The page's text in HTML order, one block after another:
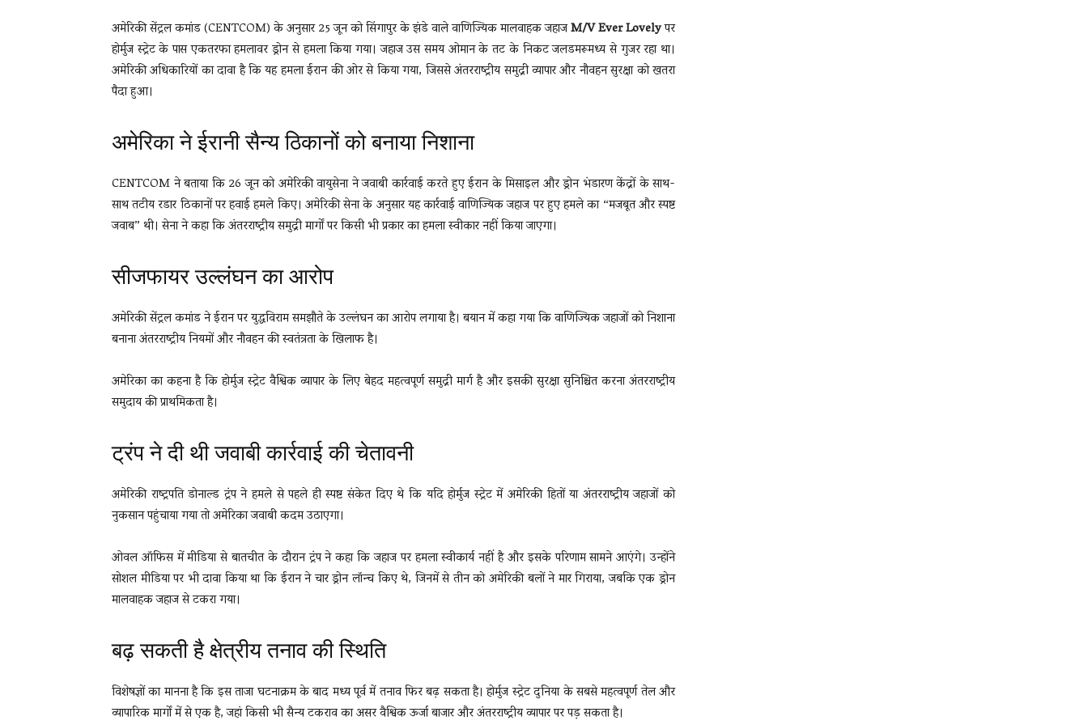
अमेरिकी सेंट्रल कमांड (CENTCOM) के अनुसार 25 जून को सिंगापुर के झंडे वाले वाणिज्यिक मालवाहक जहाजM/V Ever Lovelyपर
होर्मुज स्ट्रेट के पास एकतरफा हमलावर ड्रोन से हमला किया गया। जहाज उस समय ओमान के तट के निकट जलडमरूमध्य से गुजर रहा था।
अमेरिकी अधिकारियों का दावा है कि यह हमला ईरान की ओर से किया गया, जिससे अंतरराष्ट्रीय समुद्री व्यापार और नौवहन सुरक्षा को खतरा
पैदा हुआ।
अमेरिका ने ईरानी सैन्य ठिकानों को बनाया निशाना
CENTCOM ने बताया कि 26 जून को अमेरिकी वायुसेना ने जवाबी कार्रवाई करते हुए ईरान के मिसाइल और ड्रोन भंडारण केंद्रों के साथ-
साथ तटीय रडार ठिकानों पर हवाई हमले किए। अमेरिकी सेना के अनुसार यह कार्रवाई वाणिज्यिक जहाज पर हुए हमले का “मजबूत और स्पष्ट
जवाब” थी। सेना ने कहा कि अंतरराष्ट्रीय समुद्री मार्गों पर किसी भी प्रकार का हमला स्वीकार नहीं किया जाएगा।
सीजफायर उल्लंघन का आरोप
अमेरिकी सेंट्रल कमांड ने ईरान पर युद्धविराम समझौते के उल्लंघन का आरोप लगाया है। बयान में कहा गया कि वाणिज्यिक जहाजों को निशाना
बनाना अंतरराष्ट्रीय नियमों और नौवहन की स्वतंत्रता के खिलाफ है।
अमेरिका का कहना है कि होर्मुज स्ट्रेट वैश्विक व्यापार के लिए बेहद महत्वपूर्ण समुद्री मार्ग है और इसकी सुरक्षा सुनिश्चित करना अंतरराष्ट्रीय
समुदाय की प्राथमिकता है।
ट्रंप ने दी थी जवाबी कार्रवाई की चेतावनी
अमेरिकी राष्ट्रपति डोनाल्ड ट्रंप ने हमले से पहले ही स्पष्ट संकेत दिए थे कि यदि होर्मुज स्ट्रेट में अमेरिकी हितों या अंतरराष्ट्रीय जहाजों को
नुकसान पहुंचाया गया तो अमेरिका जवाबी कदम उठाएगा।
ओवल ऑफिस में मीडिया से बातचीत के दौरान ट्रंप ने कहा कि जहाज पर हमला स्वीकार्य नहीं है और इसके परिणाम सामने आएंगे। उन्होंने
सोशल मीडिया पर भी दावा किया था कि ईरान ने चार ड्रोन लॉन्च किए थे, जिनमें से तीन को अमेरिकी बलों ने मार गिराया, जबकि एक ड्रोन
मालवाहक जहाज से टकरा गया।
बढ़ सकती है क्षेत्रीय तनाव की स्थिति
विशेषज्ञों का मानना है कि इस ताजा घटनाक्रम के बाद मध्य पूर्व में तनाव फिर बढ़ सकता है। होर्मुज स्ट्रेट दुनिया के सबसे महत्वपूर्ण तेल और
व्यापारिक मार्गों में से एक है, जहां किसी भी सैन्य टकराव का असर वैश्विक ऊर्जा बाजार और अंतरराष्ट्रीय व्यापार पर पड़ सकता है।